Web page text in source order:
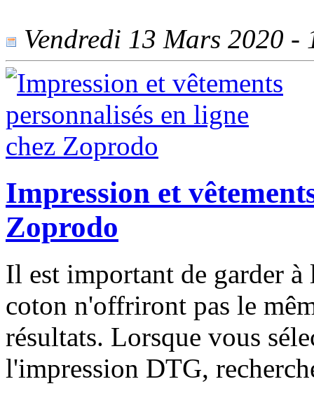
Vendredi 13 Mars 2020 -
Impression et
Zoprodo
Il est important de garder à
coton n'offriront pas le
résultats. Lorsque vous
l'impression DTG,